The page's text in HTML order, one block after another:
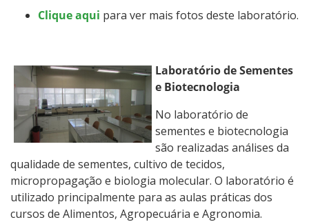
Clique aqui para ver mais fotos deste laboratório.
Laboratório de Sementes
e Biotecnologia
No laboratório de
sementes e biotecnologia
são realizadas análises da
qualidade de sementes, cultivo de tecidos,
micropropagação e biologia molecular. O laboratório é
utilizado principalmente para as aulas práticas dos
cursos de Alimentos, Agropecuária e Agronomia.